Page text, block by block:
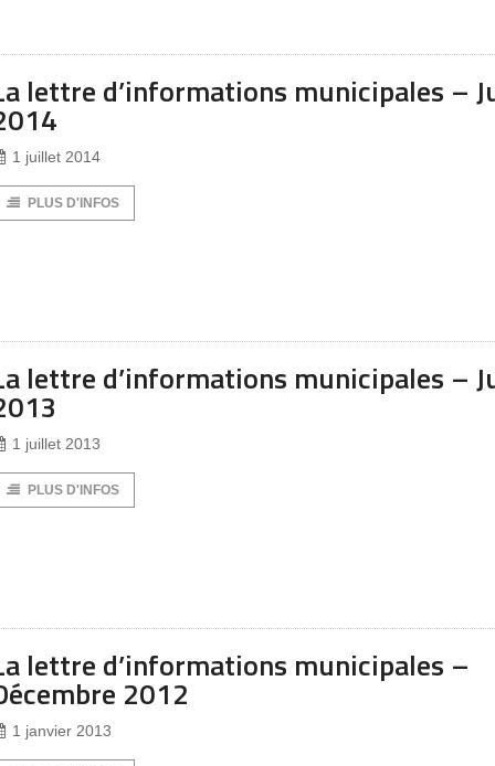
lettre d’informations municipales –
1 juillet 2014
PLUS D'INFOS
lettre d’informations municipales –
1 juillet 2013
PLUS D'INFOS
lettre d’informations municipales –
2012
1 janvier 2013